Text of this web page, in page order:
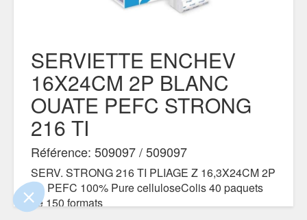
le contenu de ce site vous intéresse
on aimerait bien vous accompagner
certifiés par
Je choisis OK pour moi
SERVIETTE ENCHEV
16X24CM 2P BLANC
OUATE PEFC STRONG
216 TI
Référence: 509097 / 509097
SERV. STRONG 216 TI PLIAGE Z 16,3X24CM 2P
BL PEFC 100% Pure celluloseColis 40 paquets
de 150 formats